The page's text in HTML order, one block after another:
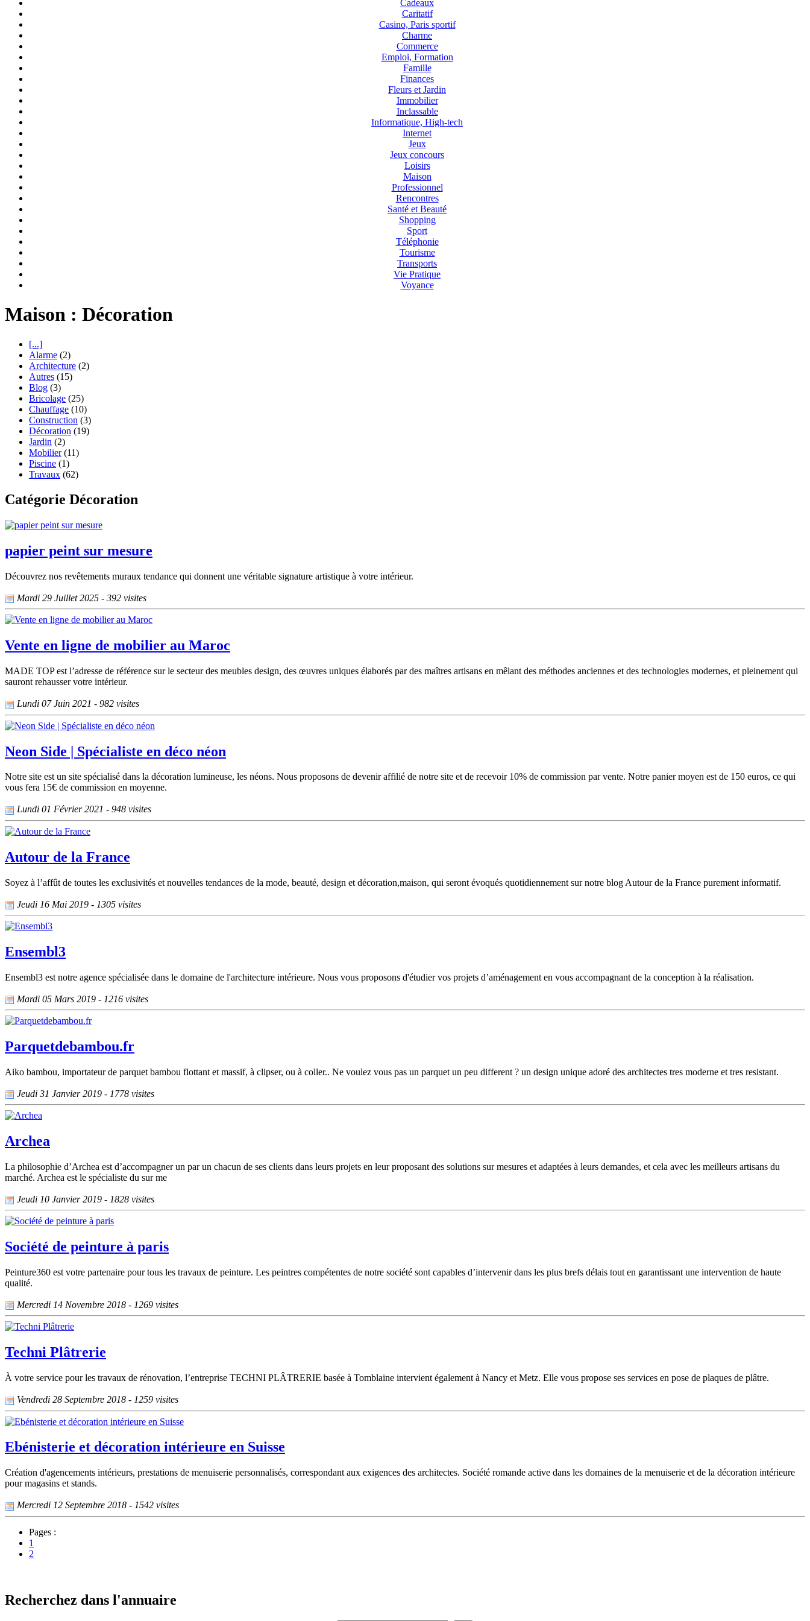
Cadeaux
Caritatif
Casino, Paris sportif
Charme
Commerce
Emploi, Formation
Famille
Finances
Fleurs et Jardin
Immobilier
Inclassable
Informatique, High-tech
Internet
Jeux
Jeux concours
Loisirs
Maison
Professionnel
Rencontres
Santé et Beauté
Shopping
Sport
Téléphonie
Tourisme
Transports
Vie Pratique
Voyance
Maison : Décoration
[...]
Alarme (2)
Architecture (2)
Autres (15)
Blog (3)
Bricolage (25)
Chauffage (10)
Construction (3)
Décoration (19)
Jardin (2)
Mobilier(11)
Piscine (1)
Travaux (62)
Catégorie Décoration
papier peint sur mesure
Découvrez nos revêtements muraux tendance qui donnent une véritable signature artistique à votre intérieur.
Mardi 29 Juillet 2025 - 392 visites
Vente en ligne de mobilier au Maroc
MADE TOP est l’adresse de référence sur le secteur des meubles design, des œuvres uniques élaborés par des maîtres artisans en mêlant des méthodes anciennes et des technologies modernes, et pleinement qui
sauront rehausser votre intérieur.
Lundi 07 Juin 2021 - 982 visites
Neon Side | Spécialiste en déco néon
Notre site est un site spécialisé dans la décoration lumineuse, les néons. Nous proposons de devenir affilié de notre site et de recevoir 10% de commission par vente. Notre panier moyen est de 150 euros, ce qui
vous fera 15€ de commission en moyenne.
Lundi 01 Février 2021 - 948 visites
Autour de la France
Soyez à l’affût de toutes les exclusivités et nouvelles tendances de la mode, beauté, design et décoration,maison, qui seront évoqués quotidiennement sur notre blog Autour de la France purement informatif.
Jeudi 16 Mai 2019 - 1305 visites
Ensembl3
Ensembl3 est notre agence spécialisée dans le domaine de l'architecture intérieure. Nous vous proposons d'étudier vos projets d’aménagement en vous accompagnant de la conception à la réalisation.
Mardi 05 Mars 2019 - 1216 visites
Parquetdebambou.fr
Aiko bambou, importateur de parquet bambou flottant et massif, à clipser, ou à coller.. Ne voulez vous pas un parquet un peu different ? un design unique adoré des architectes tres moderne et tres resistant.
Jeudi 31 Janvier 2019 - 1778 visites
Archea
La philosophie d’Archea est d’accompagner un par un chacun de ses clients dans leurs projets en leur proposant des solutions sur mesures et adaptées à leurs demandes, et cela avec les meilleurs artisans du
marché. Archea est le spécialiste du sur me
Jeudi 10 Janvier 2019 - 1828 visites
Société de peinture à paris
Peinture360 est votre partenaire pour tous les travaux de peinture. Les peintres compétentes de notre société sont capables d’intervenir dans les plus brefs délais tout en garantissant une intervention de haute
qualité.
Mercredi 14 Novembre 2018 - 1269 visites
Techni Plâtrerie
À votre service pour les travaux de rénovation, l’entreprise TECHNI PLÂTRERIE basée à Tomblaine intervient également à Nancy et Metz. Elle vous propose ses services en pose de plaques de plâtre.
Vendredi 28 Septembre 2018 - 1259 visites
Ebénisterie et décoration intérieure en Suisse
Création d'agencements intérieurs, prestations de menuiserie personnalisés, correspondant aux exigences des architectes. Société romande active dans les domaines de la menuiserie et de la décoration intérieure
pour magasins et stands.
Mercredi 12 Septembre 2018 - 1542 visites
Pages :
1
2
Recherchez dans l'annuaire